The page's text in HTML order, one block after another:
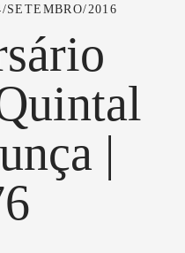
SETEMBRO/2016
|